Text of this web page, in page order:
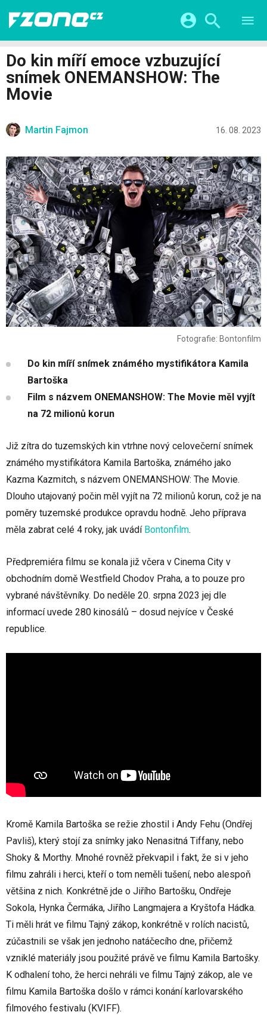
VIDEA
SERIÁLY
CHYTRÁ MĚSTA
ŽIVOT BUDOUCNOSTI
HRY A ZÁBAVA
Facebook Google
Do kin míří emoce vzbuzující
snímek ONEMANSHOW: The
Movie
Martin Fajmon 16. 08. 2023
Fotografie: Bontonfilm
Do kin míří snímek známého mystifikátora Kamila
Bartoška
Film s názvem ONEMANSHOW: The Movie měl vyjít
na 72 milionů korun
Již zítra do tuzemských kin vtrhne nový celovečerní snímek
známého mystifikátora Kamila Bartoška, známého jako
Kazma Kazmitch, s názvem ONEMANSHOW: The Movie.
Dlouho utajovaný počin měl vyjít na 72 milionů korun, což je na
poměry tuzemské produkce opravdu hodně. Jeho příprava
měla zabrat celé 4 roky, jak uvádí Bontonfilm.
Předpremiéra filmu se konala již včera v Cinema City v
obchodním domě Westfield Chodov Praha, a to pouze pro
vybrané návštěvníky. Do neděle 20. srpna 2023 jej dle
informací uvede 280 kinosálů – dosud nejvíce v České
republice.
Kromě Kamila Bartoška se režie zhostil i Andy Fehu (Ondřej
Pavliš), který stojí za snímky jako Nenasitná Tiffany, nebo
Shoky & Morthy. Mnohé rovněž překvapil i fakt, že si v jeho
filmu zahráli i herci, kteří o tom neměli tušení, nebo alespoň
většina z nich. Konkrétně jde o Jiřího Bartošku, Ondřeje
Sokola, Hynka Čermáka, Jiřího Langmajera a Kryštofa Hádka.
Ti měli hrát ve filmu Tajný zákop, konkrétně v rolích nacistů,
zúčastnili se však jen jednoho natáčecího dne, přičemž
vzniklé materiály jsou použité právě ve filmu Kamila Bartošky.
K odhalení toho, že herci nehráli ve filmu Tajný zákop, ale ve
filmu Kamila Bartoška došlo v rámci konání karlovarského
filmového festivalu (KVIFF).